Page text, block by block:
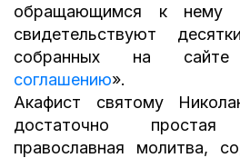
обращающимся к
свидетельствуют
собранных на
соглашению».
Акафист святому
достаточно
православная молитва,